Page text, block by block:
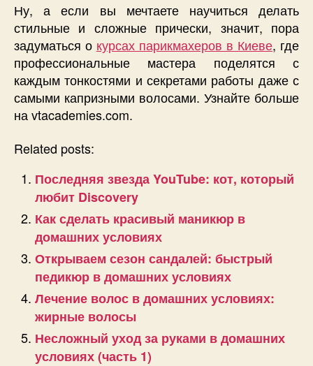
Ну, а если вы мечтаете научиться делать
стильные и сложные прически, значит, пора
задуматься о курсах парикмахеров в Киеве, где
профессиональные мастера поделятся с
каждым тонкостями и секретами работы даже с
самыми капризными волосами. Узнайте больше
на vtacademies.com.
Related posts:
Последняя звезда YouTube: кот, который
любит Discovery
Как сделать красивый маникюр в
домашних условиях
Открываем сезон сандалей: быстрый
педикюр в домашних условиях
Лечение волос в домашних условиях:
жирные волосы
Несложный уход за руками в домашних
условиях (часть 1)